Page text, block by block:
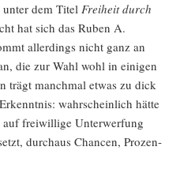
dem TitelFrei­heit durch
hat sich das Ruben A.
aller­dings nicht ganz an
die zur Wahl wohl in eini­gen
trägt manch­mal etwas zu dick
wahr­schein­lich hät­te
auf frei­wil­li­ge Unter­wer­fung
durch­aus Chan­cen, Pro­zen­